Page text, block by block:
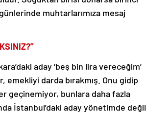
muhtarlarımıza mesaj
aday ‘beş bin lira vereceğim’
darda bırakmış. Onu gidip
geçinemiyor, bunlara daha fazla
İstanbul’daki aday yönetimde değil